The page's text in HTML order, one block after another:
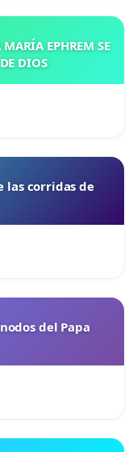
EPHREM SE
DIOS
las corridas de
del Papa